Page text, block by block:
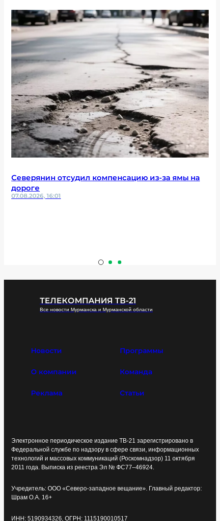
Северянин отсудил компенсацию из-за ямы на
дороге
07.08.2026, 16:01
ТЕЛЕКОМПАНИЯ ТВ-21
Все новости Мурманска и Мурманской области
Новости Программы
О компании Команда
Реклама Статьи
Электронное периодическое издание ТВ-21 зарегистрировано в
Федеральной службе по надзору в сфере связи, информационных
технологий и массовых коммуникаций (Роскомнадзор) 11 октября
2011 года. Выписка из реестра Эл № ФС77–46924.
Учредитель: ООО «Северо-западное вещание». Главный редактор:
Шрам О.А. 16+
ИНН: 5190934326, ОГРН: 1115190010517